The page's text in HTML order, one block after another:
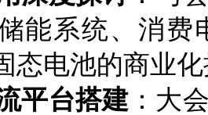
能系统、消费
态电池的商业
台搭建 ：大